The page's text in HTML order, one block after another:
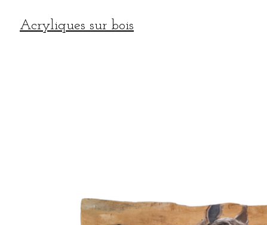
Acryliques sur bois